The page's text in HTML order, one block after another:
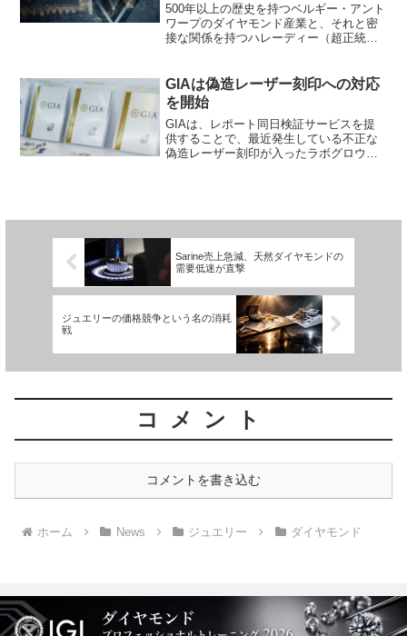
500年以上の歴史を持つベルギー・アント
ワープのダイヤモンド産業と、それと密
接な関係を持つハレーディー（超正統派
フ・ダイヤモンド』で取り上げられてい
る。フラマン語...
GIAは偽造レーザー刻印への対応
を開始
GIAは、レポート同日検証サービスを提
供することで、最近発生している不正な
偽造レーザー刻印が入ったラボグロウン
Sarine売上急減、天然ダイヤモンドの
需要低迷が直撃
ジュエリーの価格競争という名の消耗
戦
コメント
コメントを書き込む
ホーム News ジュエリー ダイヤモンド